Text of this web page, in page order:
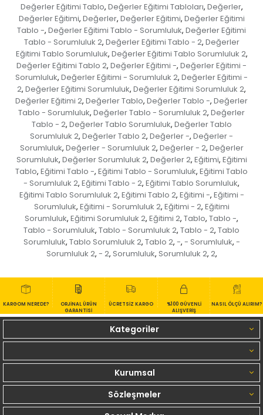
Değerler Eğitimi Tablo, Değerler Eğitimi Tabloları, Değerler,
Değerler Eğitimi, Değerler, Değerler Eğitimi, Değerler Eğitimi
Tablo -, Değerler Eğitimi Tablo - Sorumluluk, Değerler Eğitimi
Tablo - Sorumluluk 2, Değerler Eğitimi Tablo - 2, Değerler
Eğitimi Tablo Sorumluluk, Değerler Eğitimi Tablo Sorumluluk 2,
Değerler Eğitimi Tablo 2, Değerler Eğitimi -, Değerler Eğitimi -
Sorumluluk, Değerler Eğitimi - Sorumluluk 2, Değerler Eğitimi -
2, Değerler Eğitimi Sorumluluk, Değerler Eğitimi Sorumluluk 2,
Değerler Eğitimi 2, Değerler Tablo, Değerler Tablo -, Değerler
Tablo - Sorumluluk, Değerler Tablo - Sorumluluk 2, Değerler
Tablo - 2, Değerler Tablo Sorumluluk, Değerler Tablo
Sorumluluk 2, Değerler Tablo 2, Değerler -, Değerler -
Sorumluluk, Değerler - Sorumluluk 2, Değerler - 2, Değerler
Sorumluluk, Değerler Sorumluluk 2, Değerler 2, Eğitimi, Eğitimi
Tablo, Eğitimi Tablo -, Eğitimi Tablo - Sorumluluk, Eğitimi Tablo
- Sorumluluk 2, Eğitimi Tablo - 2, Eğitimi Tablo Sorumluluk,
Eğitimi Tablo Sorumluluk 2, Eğitimi Tablo 2, Eğitimi -, Eğitimi -
Sorumluluk, Eğitimi - Sorumluluk 2, Eğitimi - 2, Eğitimi
Sorumluluk, Eğitimi Sorumluluk 2, Eğitimi 2, Tablo, Tablo -,
Tablo - Sorumluluk, Tablo - Sorumluluk 2, Tablo - 2, Tablo
Sorumluluk, Tablo Sorumluluk 2, Tablo 2, -, - Sorumluluk, -
Sorumluluk 2, - 2, Sorumluluk, Sorumluluk 2, 2,
KARGOM NEREDE?
ORJİNAL ÜRÜN
GARANTİSİ
ÜCRETSİZ KARGO
%100 GÜVENLİ
ALIŞVERİŞ
NASIL ÖLÇÜ ALIRIM?
Kategoriler
Kurumsal
Sözleşmeler